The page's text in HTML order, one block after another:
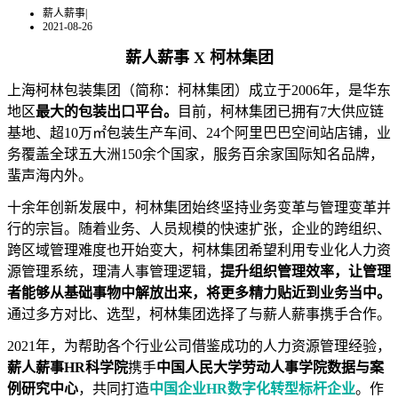
薪人薪事|
2021-08-26
薪人薪事 X 柯林集团
上海柯林包装集团（简称：柯林集团）成立于2006年，是华东
地区最大的包装出口平台。
目前，柯林集团已拥有7大供应链
基地、超10万㎡包装生产车间、24个阿里巴巴空间站店铺，业
务覆盖全球五大洲150余个国家，服务百余家国际知名品牌，
蜚声海内外。
十余年创新发展中，柯林集团始终坚持业务变革与管理变革并
行的宗旨。随着业务、人员规模的快速扩张，企业的跨组织、
跨区域管理难度也开始变大，柯林集团希望利用专业化人力资
源管理系统，理清人事管理逻辑， 提升组织管理效率，让管理
者能够从基础事物中解放出来，将更多精力贴近到业务当中。
通过多方对比、选型，柯林集团选择了与薪人薪事携手合作。
2021年，为帮助各个行业公司借鉴成功的人力资源管理经验，
薪人薪事HR科学院携手中国人民大学劳动人事学院数据与案
例研究中心，共同打造中国企业HR数字化转型标杆企业。作